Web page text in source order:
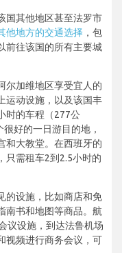
国其他地区甚至法罗市
他地方的交通选择 ，包
前往该国的所有主要城
尔加维地区享受宜人的
运动设施，以及该国丰
时的车程（277公
好的一日游目的地，
和大教堂。在西班牙的
只需租车2到2.5小时的
的设施，比如商店和免
南书和地图等商品。航
议设施，到达法鲁机场
视频进行商务会议，可